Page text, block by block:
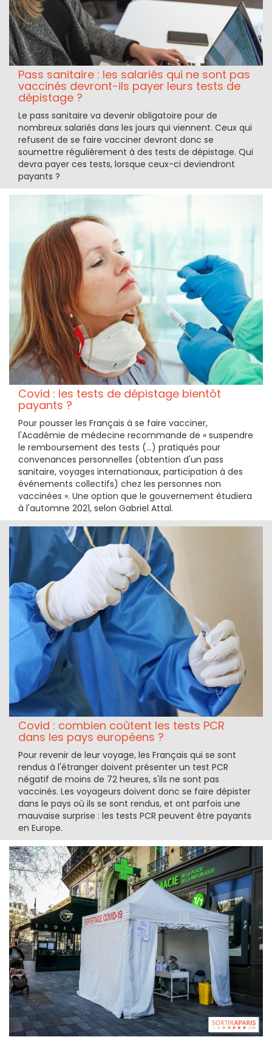
Pass sanitaire : les salariés qui ne sont pas
vaccinés devront-ils payer leurs tests de
dépistage ?
Le pass sanitaire va devenir obligatoire pour de
nombreux salariés dans les jours qui viennent. Ceux qui
refusent de se faire vacciner devront donc se
soumettre régulièrement à des tests de dépistage. Qui
devra payer ces tests, lorsque ceux-ci deviendront
payants ?
Covid : les tests de dépistage bientôt
payants ?
Pour pousser les Français à se faire vacciner,
l'Académie de médecine recommande de « suspendre
le remboursement des tests (...) pratiqués pour
convenances personnelles (obtention d'un pass
sanitaire, voyages internationaux, participation à des
événements collectifs) chez les personnes non
vaccinées ». Une option que le gouvernement étudiera
à l'automne 2021, selon Gabriel Attal.
Covid : combien coûtent les tests PCR
dans les pays européens ?
Pour revenir de leur voyage, les Français qui se sont
rendus à l'étranger doivent présenter un test PCR
négatif de moins de 72 heures, s'ils ne sont pas
vaccinés. Les voyageurs doivent donc se faire dépister
dans le pays où ils se sont rendus, et ont parfois une
mauvaise surprise : les tests PCR peuvent être payants
en Europe.